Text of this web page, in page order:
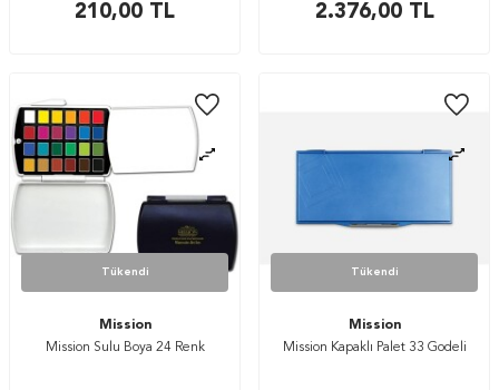
210,00 TL 2.376,00TL
Tükendi
Mission
Mission Sulu Boya 24 Renk
Tükendi
Mission
Mission Kapaklı Palet 33 Godeli